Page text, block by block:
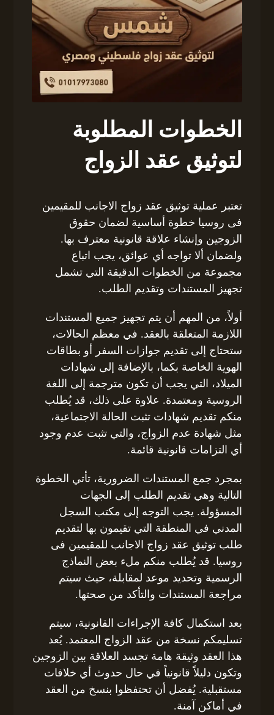
الخطوات المطلوبة
لتوثيق عقد الزواج
تعتبر عملية توثيق عقد زواج الاجانب للمقيمين
فى روسيا خطوة أساسية لضمان حقوق
الزوجين وإنشاء علاقة قانونية معترف بها.
ولضمان ألا تواجه أي عوائق، يجب اتباع
مجموعة من الخطوات الدقيقة التي تشمل
تجهيز المستندات وتقديم الطلب.
أولاً، من المهم أن يتم تجهيز جميع المستندات
اللازمة المتعلقة بالعقد. في معظم الحالات،
ستحتاج إلى تقديم جوازات السفر أو بطاقات
الهوية الخاصة بكما، بالإضافة إلى شهادات
الميلاد، التي يجب أن تكون مترجمة إلى اللغة
الروسية ومعتمدة. علاوة على ذلك، قد يُطلب
منكم تقديم شهادات تثبت الحالة الاجتماعية،
مثل شهادة عدم الزواج، والتي تثبت عدم وجود
أي التزامات قانونية قائمة.
بمجرد جمع المستندات الضرورية، تأتي الخطوة
التالية وهي تقديم الطلب إلى الجهات
المسؤولة. يجب التوجه إلى مكتب السجل
المدني في المنطقة التي تقيمون بها لتقديم
طلب توثيق عقد زواج الاجانب للمقيمين فى
روسيا. قد يُطلب منكم ملء بعض النماذج
الرسمية وتحديد موعد لمقابلة، حيث سيتم
مراجعة المستندات والتأكد من صحتها.
بعد استكمال كافة الإجراءات القانونية، سيتم
تسليمكم نسخة من عقد الزواج المعتمد. يُعد
هذا العقد وثيقة هامة تجسد العلاقة بين الزوجين
وتكون دليلاً قانونياً في حال حدوث أي خلافات
مستقبلية. يُفضل أن تحتفظوا بنسخ من العقد
في أماكن آمنة.